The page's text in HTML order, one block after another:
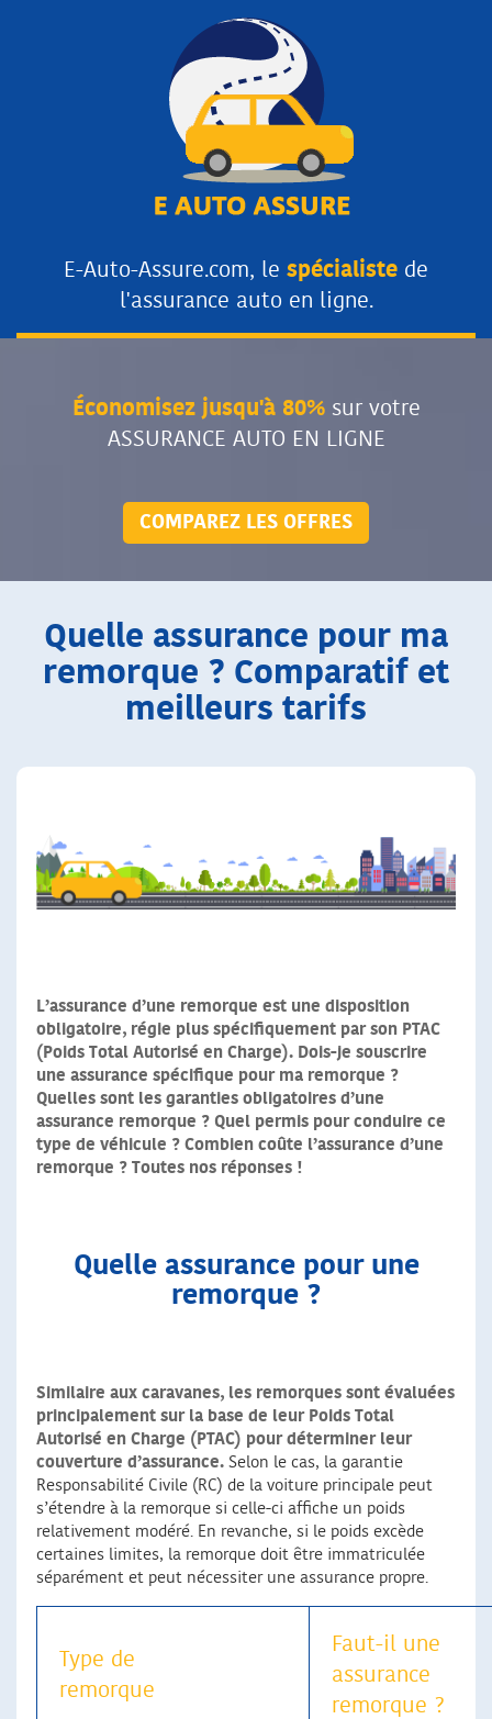
E-Auto-Assure.com, le spécialiste de
l'assurance auto en ligne.
Économisez jusqu'à 80% sur votre
ASSURANCE AUTO EN LIGNE
COMPAREZ LES OFFRES
Quelle assurance pour ma
remorque ? Comparatif et
meilleurs tarifs
L’assurance d’une remorque est une disposition
obligatoire, régie plus spécifiquement par son PTAC
(Poids Total Autorisé en Charge). Dois-je souscrire
une assurance spécifique pour ma remorque ?
Quelles sont les garanties obligatoires d’une
assurance remorque ? Quel permis pour conduire ce
type de véhicule ? Combien coûte l’assurance d’une
remorque ? Toutes nos réponses !
Quelle assurance pour une
remorque ?
Similaire aux caravanes, les remorques sont évaluées
principalement sur la base de leur Poids Total
Autorisé en Charge (PTAC) pour déterminer leur
couverture d’assurance. Selon le cas, la garantie
Responsabilité Civile (RC) de la voiture principale peut
s’étendre à la remorque si celle-ci affiche un poids
relativement modéré. En revanche, si le poids excède
certaines limites, la remorque doit être immatriculée
séparément et peut nécessiter une assurance propre.
Type de
remorque
Faut-il une
assurance
remorque ?